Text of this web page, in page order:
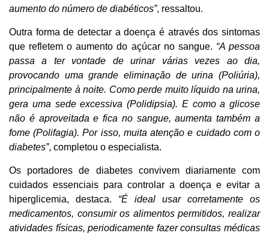
aumento do número de diabéticos”, ressaltou.
Outra forma de detectar a doença é através dos sintomas
que refletem o aumento do açúcar no sangue. “A pessoa
passa a ter vontade de urinar várias vezes ao dia,
provocando uma grande eliminação de urina (Poliúria),
principalmente à noite. Como perde muito líquido na urina,
gera uma sede excessiva (Polidipsia). E como a glicose
não é aproveitada e fica no sangue, aumenta também a
fome (Polifagia). Por isso, muita atenção e cuidado com o
diabetes”, completou o especialista.
Os portadores de diabetes convivem diariamente com
cuidados essenciais para controlar a doença e evitar a
hiperglicemia, destaca. “É ideal usar corretamente os
medicamentos, consumir os alimentos permitidos, realizar
atividades físicas, periodicamente fazer consultas médicas